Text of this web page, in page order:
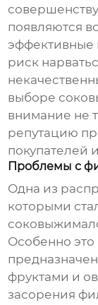
появляются
эффективные
риск
выборе
внимание не
репутацию
покупателей
Проблемы с
Одна из
которыми
Особенно это
фруктами и
засорения